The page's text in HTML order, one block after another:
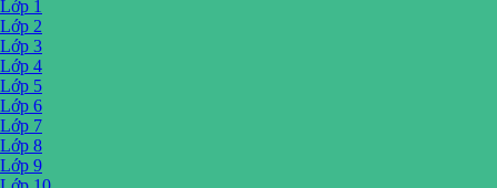
Lớp 1
Lớp 2
Lớp 3
Lớp 4
Lớp 5
Lớp 6
Lớp 7
Lớp 8
Lớp 9